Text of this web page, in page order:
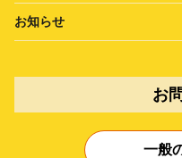
お知らせ
お
一般